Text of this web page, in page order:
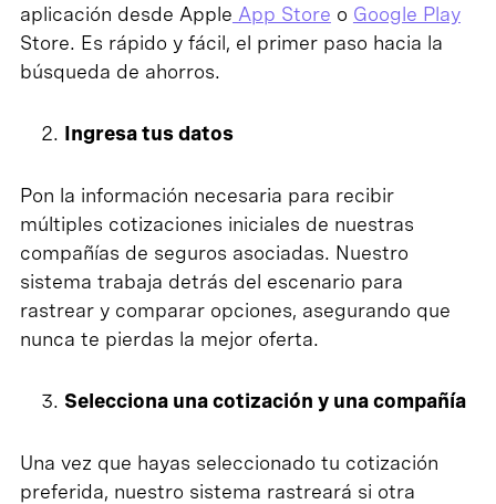
aplicación desde Apple App Store o Google Play
Store. Es rápido y fácil, el primer paso hacia la
búsqueda de ahorros.
Ingresa tus datos
Pon la información necesaria para recibir
múltiples cotizaciones iniciales de nuestras
compañías de seguros asociadas. Nuestro
sistema trabaja detrás del escenario para
rastrear y comparar opciones, asegurando que
nunca te pierdas la mejor oferta.
Selecciona una cotización y una compañía
Una vez que hayas seleccionado tu cotización
preferida, nuestro sistema rastreará si otra